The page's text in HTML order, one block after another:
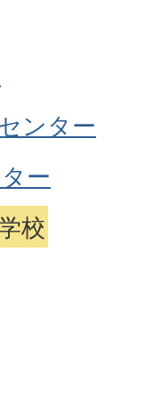
ンター
ー
校